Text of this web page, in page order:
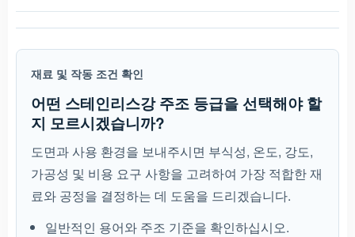
재료 및 작동 조건 확인
어떤 스테인리스강 주조 등급을 선택해야 할
지 모르시겠습니까?
도면과 사용 환경을 보내주시면 부식성, 온도, 강도,
가공성 및 비용 요구 사항을 고려하여 가장 적합한 재
료와 공정을 결정하는 데 도움을 드리겠습니다.
일반적인 용어와 주조 기준을 확인하십시오.